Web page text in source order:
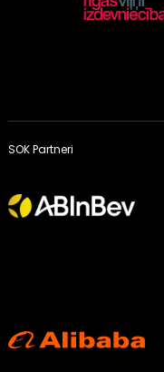
SOK Partneri